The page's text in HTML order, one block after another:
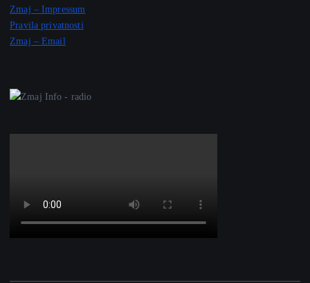
Zmaj – Impressum
Pravila privatnosti
Zmaj – Email